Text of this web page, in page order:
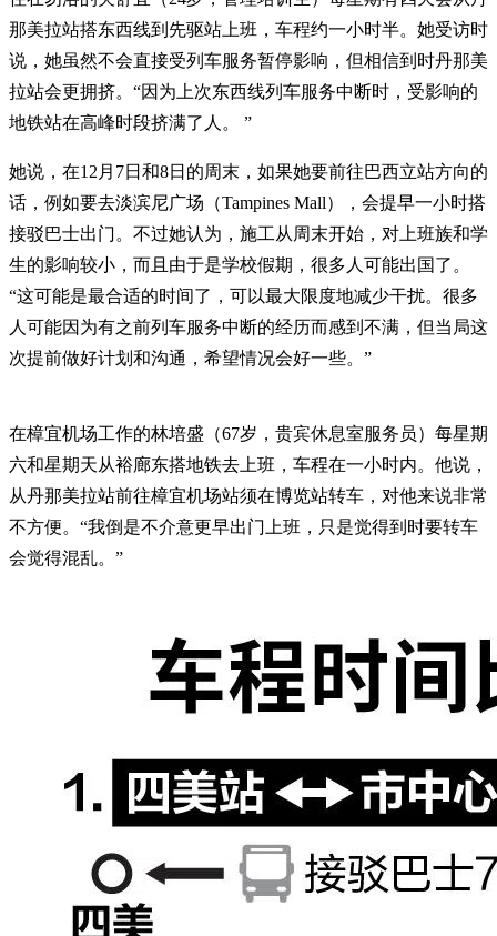
那美拉站搭东西线到先驱站上班，车程约一小时半。她受访时
说，她虽然不会直接受列车服务暂停影响，但相信到时丹那美
拉站会更拥挤。“因为上次东西线列车服务中断时，受影响的
地铁站在高峰时段挤满了人。 ”
她说，在12月7日和8日的周末，如果她要前往巴西立站方向的
话，例如要去淡滨尼广场（Tampines Mall），会提早一小时搭
接驳巴士出门。不过她认为，施工从周末开始，对上班族和学
生的影响较小，而且由于是学校假期，很多人可能出国了。
“这可能是最合适的时间了，可以最大限度地减少干扰。很多
人可能因为有之前列车服务中断的经历而感到不满，但当局这
次提前做好计划和沟通，希望情况会好一些。”
在樟宜机场工作的林培盛（67岁，贵宾休息室服务员）每星期
六和星期天从裕廊东搭地铁去上班，车程在一小时内。他说，
从丹那美拉站前往樟宜机场站须在博览站转车，对他来说非常
不方便。“我倒是不介意更早出门上班，只是觉得到时要转车
会觉得混乱。”